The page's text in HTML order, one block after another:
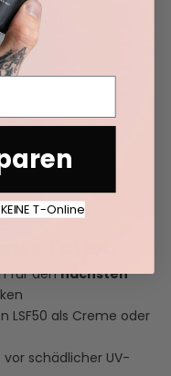
Tattoo
für dennächsten
LSF50 als Creme oder
vor schädlicher UV-
T-Online